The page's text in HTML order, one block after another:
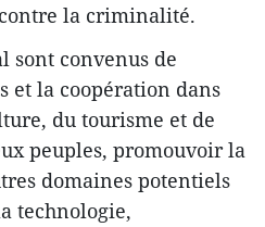
la criminalité.
sont convenus de
et la coopération dans
du tourisme et de
peuples, promouvoir la
domaines potentiels
technologie,